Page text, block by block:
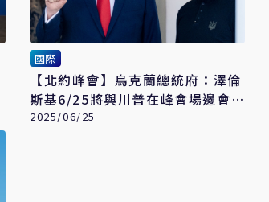
國際
【北約峰會】烏克蘭總統府：澤倫
斯基6/25將與川普在峰會場邊會
談
2025/06/25